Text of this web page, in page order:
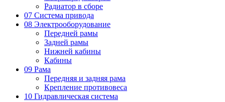
Радиатор в сборе
07 Система привода
08 Электрооборудование
Передней рамы
Задней рамы
Нижней кабины
Кабины
09 Рама
Передняя и задняя рама
Крепление противовеса
10 Гидравлическая система